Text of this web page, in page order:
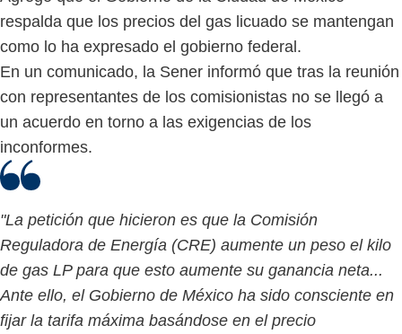
respalda que los precios del gas licuado se mantengan
como lo ha expresado el gobierno federal.
En un comunicado, la Sener informó que tras la reunión
con representantes de los comisionistas no se llegó a
un acuerdo en torno a las exigencias de los
inconformes.
"La petición que hicieron es que la Comisión
Reguladora de Energía (CRE) aumente un peso el kilo
de gas LP para que esto aumente su ganancia neta...
Ante ello, el Gobierno de México ha sido consciente en
fijar la tarifa máxima basándose en el precio